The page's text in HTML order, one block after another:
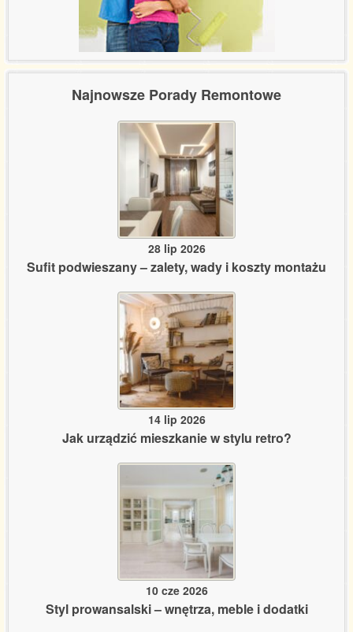
Najnowsze Porady Remontowe
28 lip 2026
Sufit podwieszany – zalety, wady i koszty montażu
14 lip 2026
Jak urządzić mieszkanie w stylu retro?
10 cze 2026
Styl prowansalski – wnętrza, meble i dodatki